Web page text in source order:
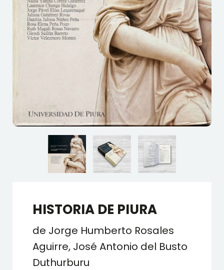
HISTORIA DE PIURA
de Jorge Humberto Rosales
Aguirre, José Antonio del Busto
Duthurburu